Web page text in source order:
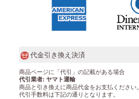
代金引き換え決済
商品ページに「代引」の記載がある場合
代引業者: ヤマト運輸
商品と引き換えに商品代金をお支払ください。
代引手数料は下記の通りとなります。